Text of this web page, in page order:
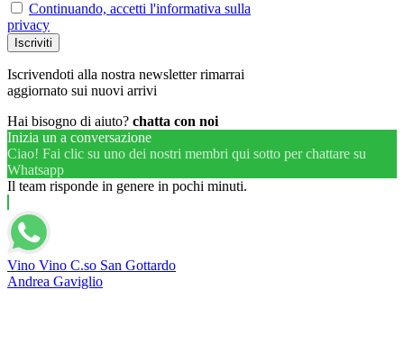
Continuando, accetti l'informativa sulla
privacy
Iscrivendoti alla nostra newsletter rimarrai
aggiornato sui nuovi arrivi
Hai bisogno di aiuto? chatta con noi
Inizia un a conversazione
Ciao! Fai clic su uno dei nostri membri qui sotto per chattare su
Whatsapp
Il team risponde in genere in pochi minuti.
Vino Vino C.so San Gottardo
Andrea Gaviglio